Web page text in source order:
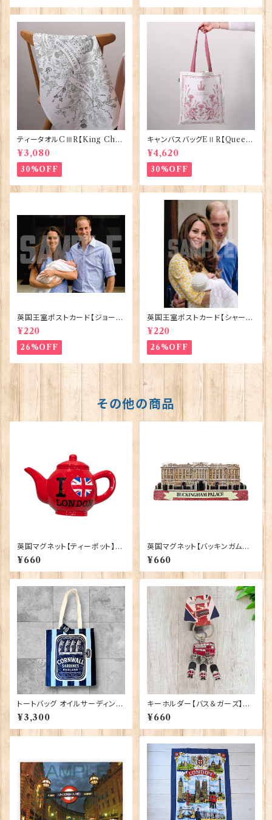
ティータオルCⅢR【King Char
lesⅢ Coronation】Victoria
Eggs 50129
¥3,080
30%OFF
キャンバスバッグEⅡR【Queen
ElizabethⅡ Commemorativ
e】Victoria Eggs 90332
¥4,620
30%OFF
英国王室ポストカード【ジョージ
王子ご誕生】Pageantry Post
card 90183-JEF100
¥220
26%OFF
英国王室ポストカード【シャーロ
ット王女2】Pageantry Postca
rd 90183-JEF202
¥220
26%OFF
その他の商品
英国マグネット【ティーポット】El
gate Products 90030（7791
9）
¥660
英国マグネット【バッキンガム宮
殿】Elgate Products 90030
（13652）
¥660
トートバッグ オイルサーディン E
lgate Products 90431
¥3,300
キーホルダー【バス＆ガーズ】A&
S Gift 90425
¥660